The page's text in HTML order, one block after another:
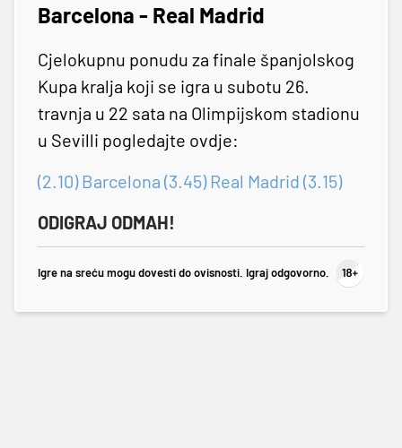
Barcelona - Real Madrid
Cjelokupnu ponudu za finale španjolskog
Kupa kralja koji se igra u subotu 26.
travnja u 22 sata na Olimpijskom stadionu
u Sevilli pogledajte ovdje:
(2.10) Barcelona (3.45) Real Madrid (3.15)
ODIGRAJ ODMAH!
Igre na sreću mogu dovesti do ovisnosti. Igraj odgovorno.